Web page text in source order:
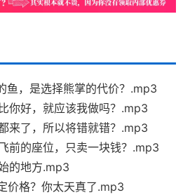
鱼，是选择熊掌的代价？.mp3
你好，就应该我做吗？.mp3
来了，所以将错就错？.mp3
前的座位，只卖一块钱？.mp3
的地方.mp3
价格？你太天真了.mp3